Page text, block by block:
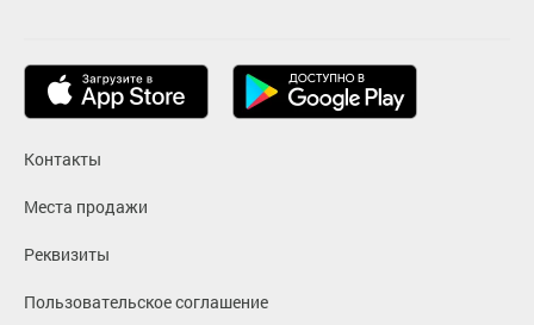
Контакты
Места продажи
Реквизиты
Пользовательское соглашение